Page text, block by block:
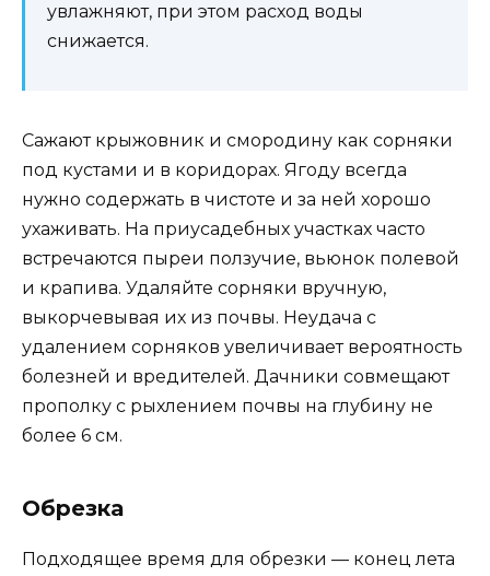
увлажняют, при этом расход воды
снижается.
Сажают крыжовник и смородину как сорняки
под кустами и в коридорах. Ягоду всегда
нужно содержать в чистоте и за ней хорошо
ухаживать. На приусадебных участках часто
встречаются пыреи ползучие, вьюнок полевой
и крапива. Удаляйте сорняки вручную,
выкорчевывая их из почвы. Неудача с
удалением сорняков увеличивает вероятность
болезней и вредителей. Дачники совмещают
прополку с рыхлением почвы на глубину не
более 6 см.
Обрезка
Подходящее время для обрезки — конец лета